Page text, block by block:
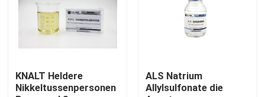
KNALT Heldere
Nikkeltussenpersonen
ALS Natrium
Allylsulfonate die